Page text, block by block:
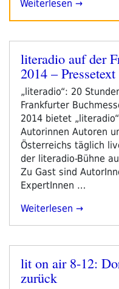
Weiterlesen →
Veröffentlicht
am
literadio auf der
2014 – Pressetext
„literadio“: 20
Frankfurter
2014 bietet
Autorinnen Autoren
Österreichs täglich
der literadio-Bühne
Zu Gast sind
ExpertInnen …
„literadio
Frankfurter
Buchmesse
2014
Weiterlesen
Veröffentlicht
am
lit on air 8-12:
zurück